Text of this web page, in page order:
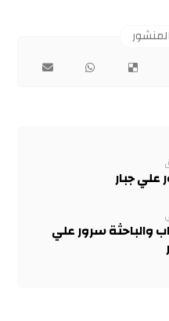
جبار
والباحثة سرور علي